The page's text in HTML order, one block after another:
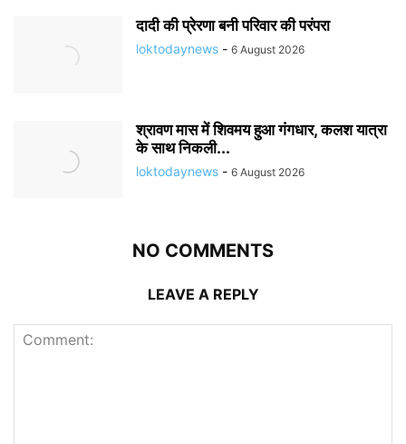
दादी की प्रेरणा बनी परिवार की परंपरा
loktodaynews - 6 August 2026
श्रावण मास में शिवमय हुआ गंगधार, कलश यात्रा
के साथ निकली...
loktodaynews - 6 August 2026
NO COMMENTS
LEAVE A REPLY